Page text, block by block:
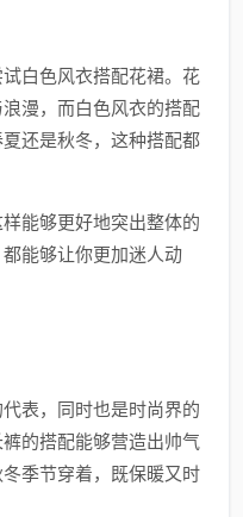
白色风衣搭配花裙。花
漫，而白色风衣的搭配
还是秋冬，这种搭配都
能够更好地突出整体的
能够让你更加迷人动
表，同时也是时尚界的
的搭配能够营造出帅气
季节穿着，既保暖又时